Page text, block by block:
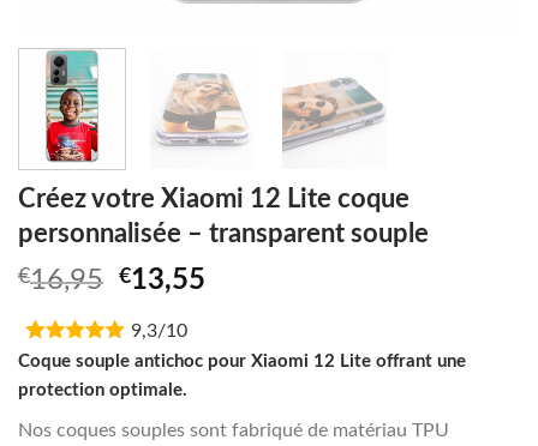
Créez votre Xiaomi 12 Lite coque
personnalisée – transparent souple
€16,95 Original
was:
€16,95.
€13,55
€13,55.
9,3/10
Coque souple antichoc pour Xiaomi 12 Lite offrant une
protection optimale.
Nos coques souples sont fabriqué de matériau TPU